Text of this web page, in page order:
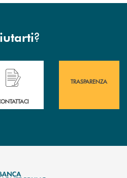
?
delle&nbsp; filiali&nbsp; di Banca
bisogno di assistenza immediata?
TRASPARENZA